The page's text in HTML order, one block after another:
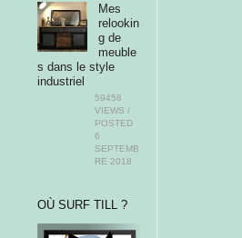
Mes
relookin
g de
meuble
s dans le style
industriel
59458
VIEWS /
POSTED
6
SEPTEMB
RE 2018
OÙ SURF TILL ?